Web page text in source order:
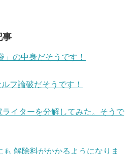
事
の中身だそうです！
フ論破だそうです！
イターを分解してみた。そうで
解除料がかかるようになりま